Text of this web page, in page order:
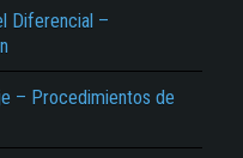
Diferencial –
– Procedimientos de